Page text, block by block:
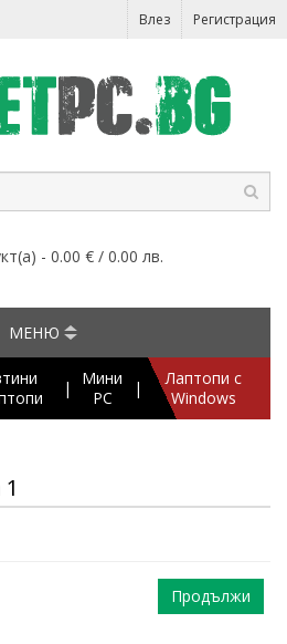
Влез Регистрация
- 0.00 € / 0.00 лв.
МЕНЮ
|
Мини
PC
|
Лаптопи с
Windows
Продължи